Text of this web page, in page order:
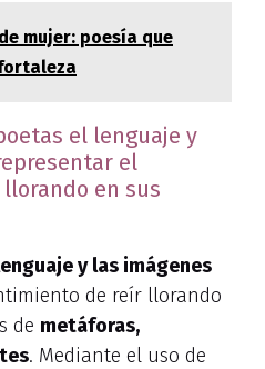
mujer: poesía que
el lenguaje y
el
en sus
y las imágenes
de reír llorando
de metáforas,
. Mediante el uso de